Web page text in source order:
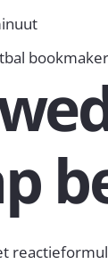
bookmaker